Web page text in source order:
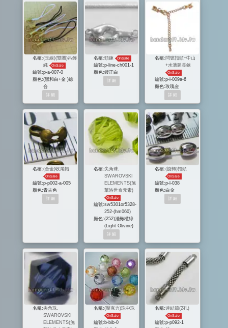
名稱:(玉線)(雙圈)吊飾
繩
OnSale
編號:p-a-007-0
顏色:(黑和白+金 )綜
合
名稱:頸鍊 OnSale
編號:p-line-ch001-1
顏色:鍍正白
名稱: 問號扣頭+中山
+水滴延長鍊
OnSale
編號:p-l-009a-6
顏色:玫瑰金
名稱:(合金)收尾帽
OnSale
編號:p-p002-a-005
顏色:青古色
名稱:尖角珠,
SWAROVSKI
ELEMENTS(施
華洛世奇元素)
OnSale
編號:sw5301or5328-
252-(hm060)
顏色:(252)淺橄欖綠
(Light Olivine)
名稱:(旋轉)扣頭
OnSale
編號:p-l-038
顏色:白金
名稱:尖角珠,
SWAROVSKI
ELEMENTS(施
名稱:(壓克力)珠中珠
OnSale
編號: b-bib-0
名稱:連結節(2孔)
OnSale
編號:p-p092-1